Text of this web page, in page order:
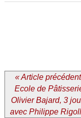
« Article
Ecole de
Olivier Bajard, 3
avec Philippe